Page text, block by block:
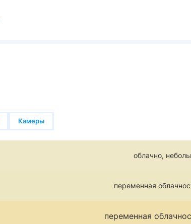
Камеры
облачно,
переменная
переменная